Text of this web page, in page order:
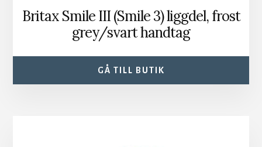
Britax Smile III (Smile 3) liggdel, frost
grey/svart handtag
GÅ TILL BUTIK